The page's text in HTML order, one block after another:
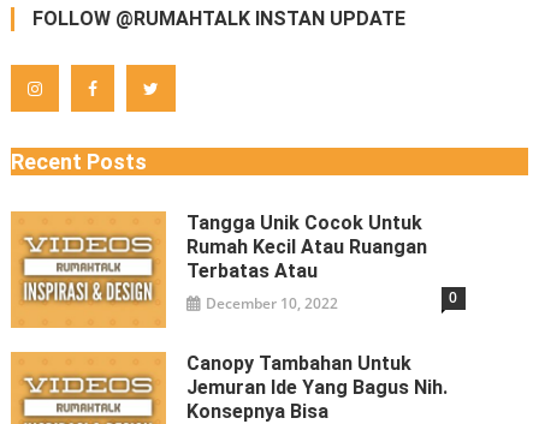
FOLLOW @RUMAHTALK INSTAN UPDATE
Recent Posts
Tangga Unik Cocok Untuk
Rumah Kecil Atau Ruangan
Terbatas Atau
December 10, 2022 0
Canopy Tambahan Untuk
Jemuran Ide Yang Bagus Nih.
Konsepnya Bisa